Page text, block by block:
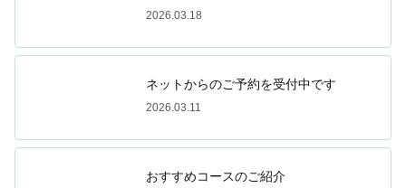
2026.03.18
ネットからのご予約を受付中です
2026.03.11
おすすめコースのご紹介